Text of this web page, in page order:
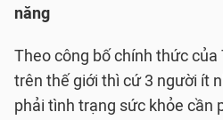
năng
Theo công bố chính thức của
trên thế giới thì cứ 3 người ít
phải tình trạng sức khỏe cần